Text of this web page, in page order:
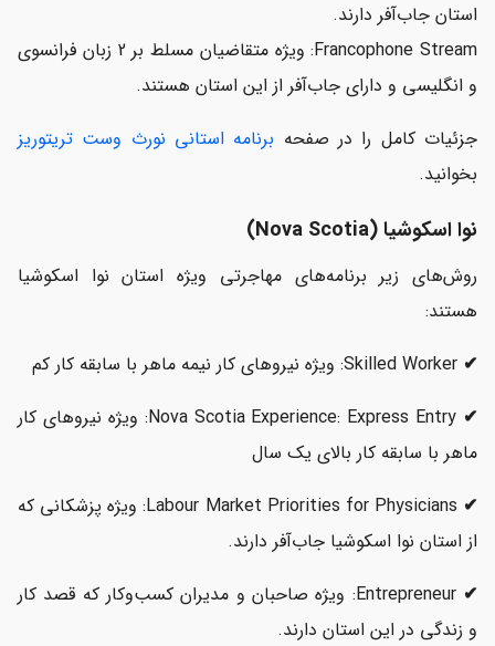
استان جاب‌آفر دارند.
Francophone Stream: ویژه متقاضیان مسلط بر 2 زبان فرانسوی
و انگلیسی و دارای جاب‌آفر از این استان هستند.
جزئیات کامل را در صفحه برنامه استانی نورث وست تریتوریز
بخوانید.
نوا اسکوشیا (Nova Scotia)
روش‌های زیر برنامه‌های مهاجرتی ویژه استان نوا اسکوشیا
هستند:
✔ Skilled Worker: ویژه نیروهای کار نیمه ماهر با سابقه کار کم
✔
Nova Scotia Experience: Express Entry: ویژه نیروهای کار
ماهر با سابقه کار بالای یک سال
✔
Labour Market Priorities for Physicians: ویژه پزشکانی که
از استان نوا اسکوشیا جاب‌آفر دارند.
✔
Entrepreneur: ویژه صاحبان و مدیران کسب‌وکار که قصد کار
و زندگی در این استان دارند.